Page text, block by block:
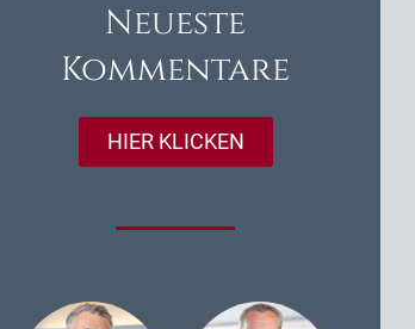
Neueste
Kommentare
HIER KLICKEN